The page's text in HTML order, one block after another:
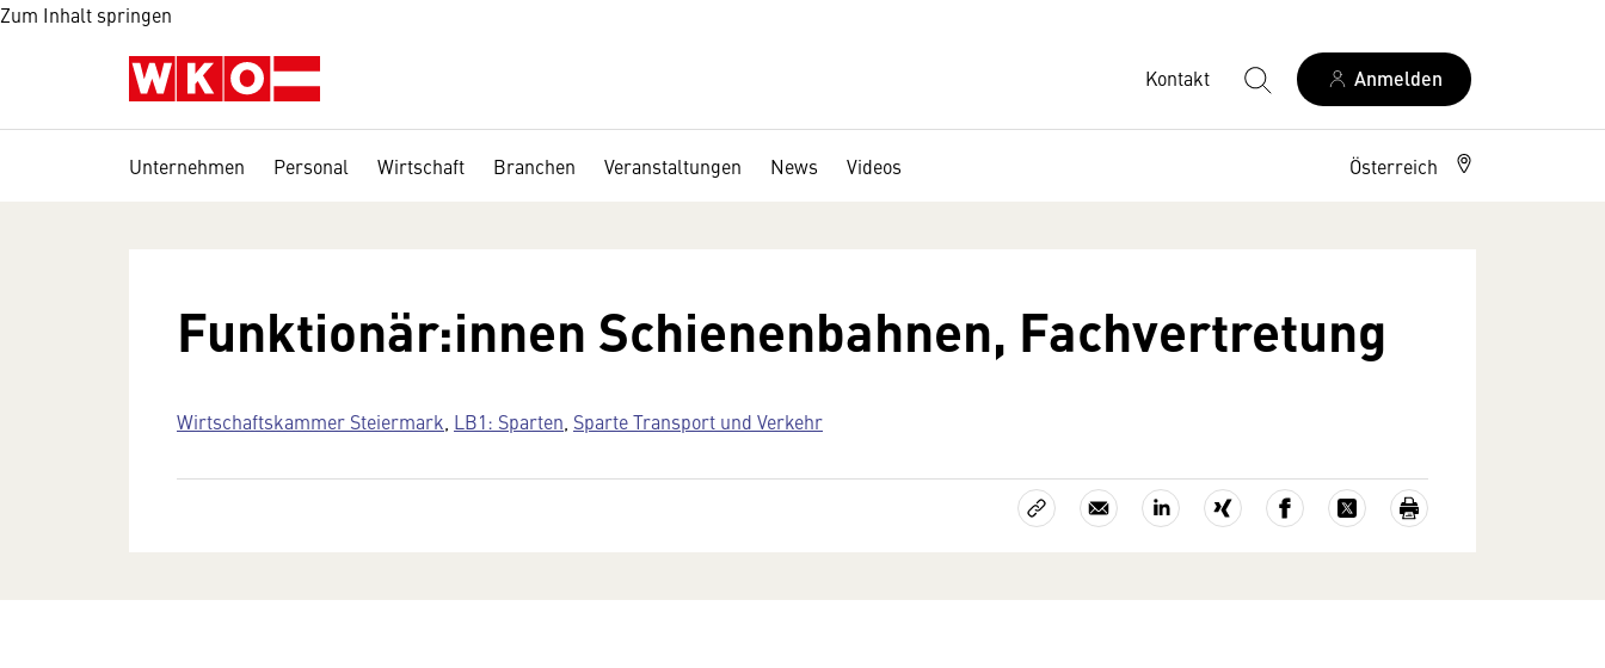
Zum Inhalt springen
Kontakt Anmelden
Unternehmen Personal Wirtschaft Branchen Veranstaltungen News Videos Österreich
Funktionär:innen Schienenbahnen, Fachvertretung
Wirtschaftskammer Steiermark LB1: Sparten Sparte Transport und Verkehr